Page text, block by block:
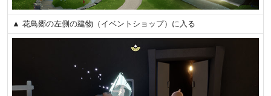
▲ 花鳥郷の左側の建物（イベントショップ）に入る